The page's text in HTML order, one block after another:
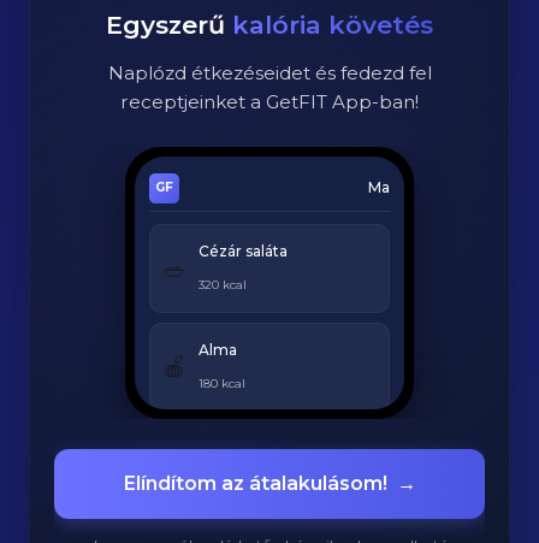
Egyszerű kalória követés
Naplózd étkezéseidet és fedezd fel
receptjeinket a GetFIT App-ban!
Ma
🥗
Cézár saláta
320 kcal
🍎
Alma
180 kcal
Grillezett csirke
420 kcal
Elíndítom az átalakulásom! →